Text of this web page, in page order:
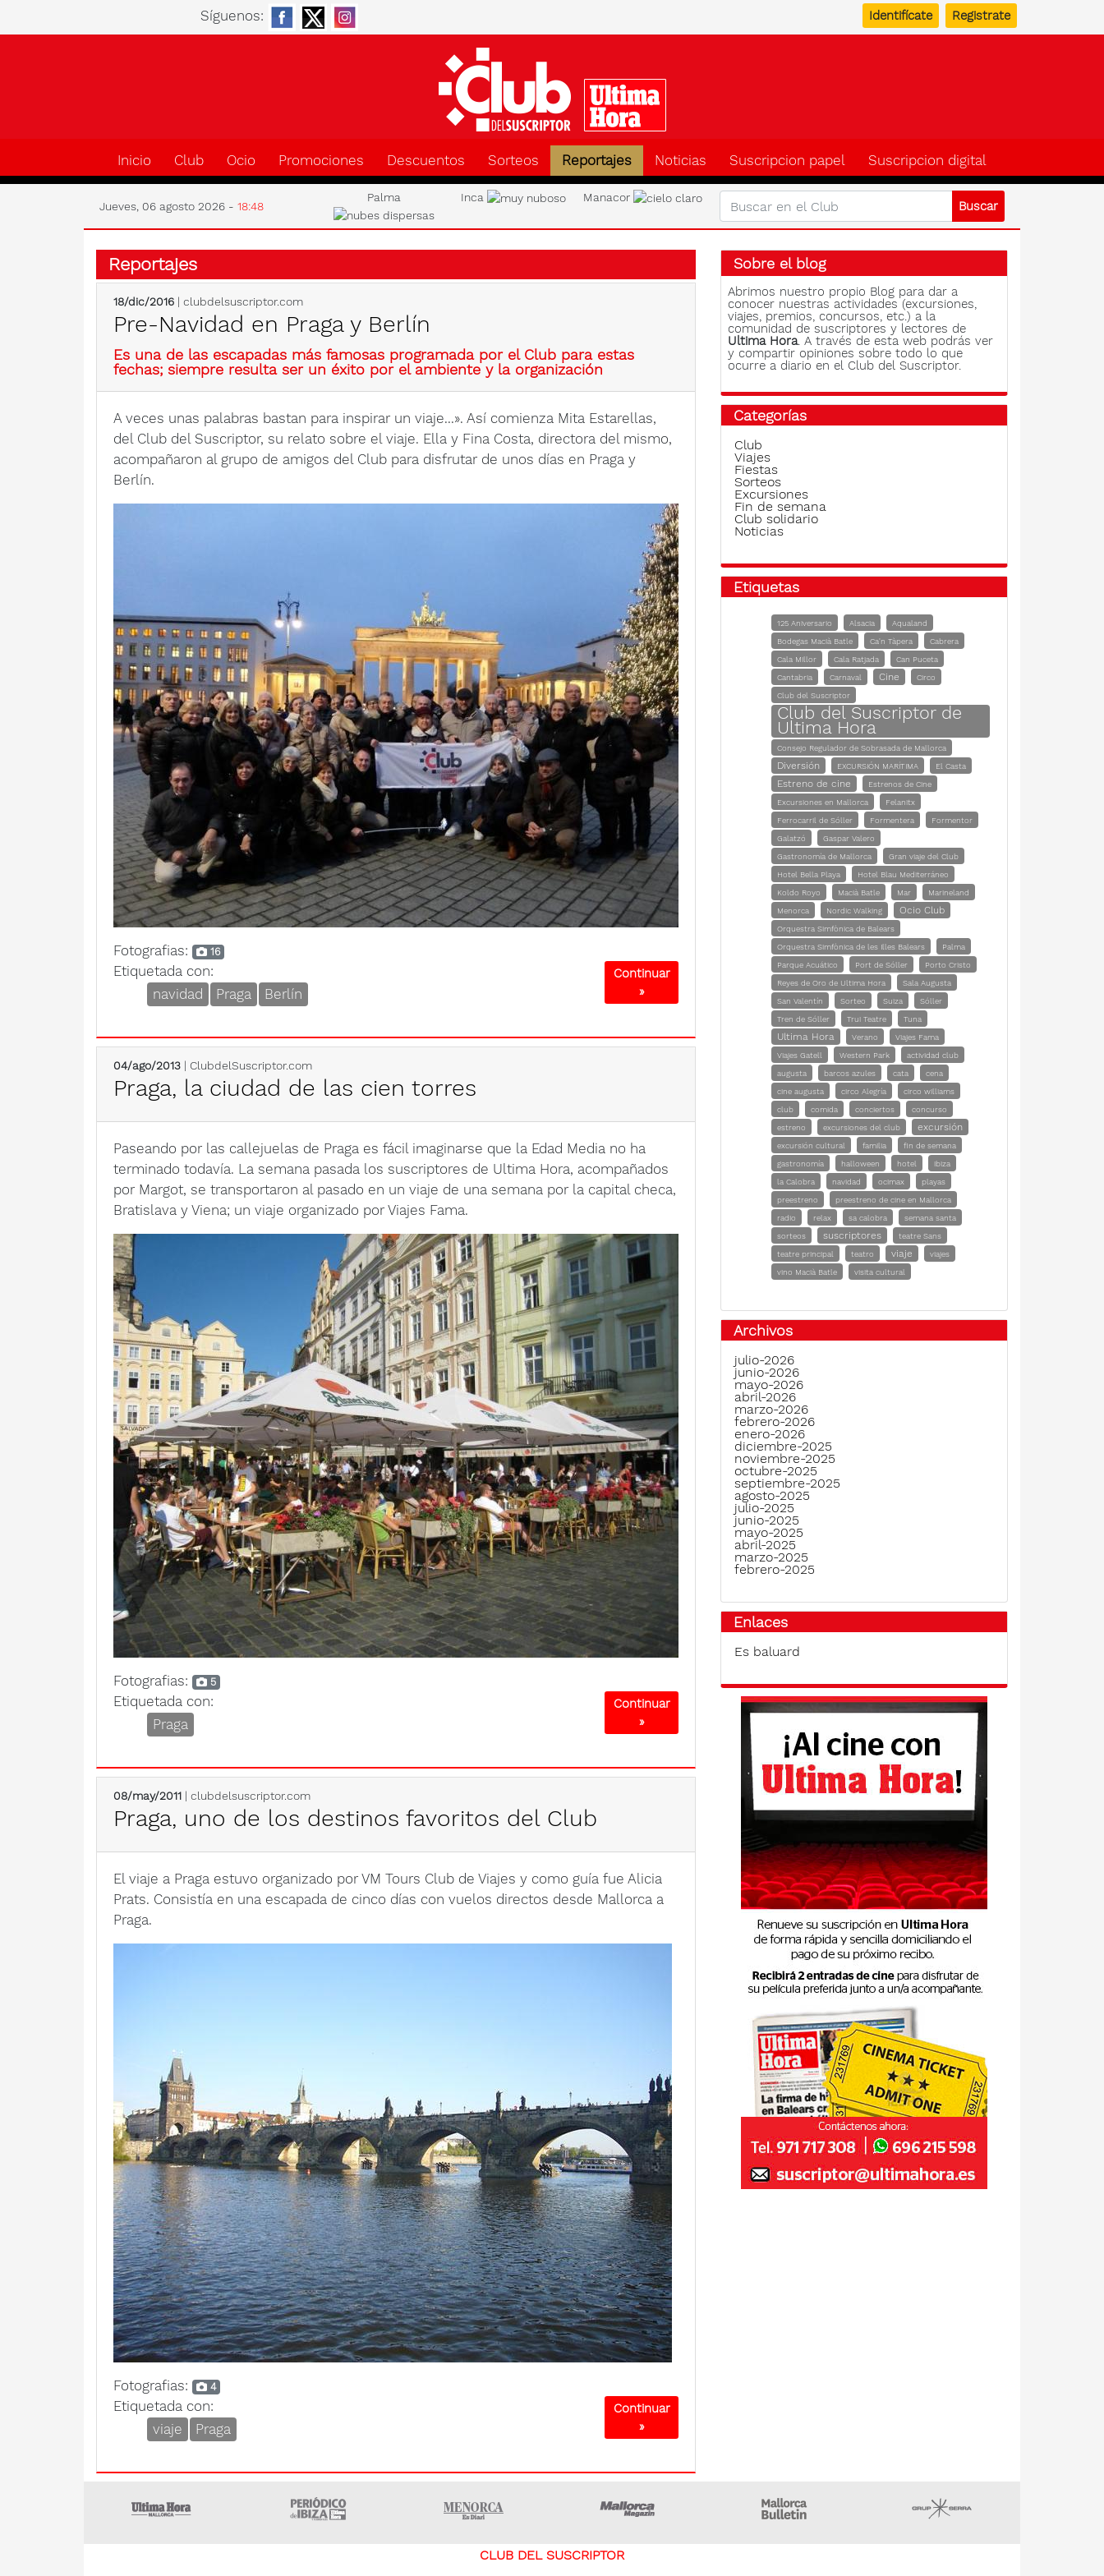
Síguenos: Identifícate Registrate
Inicio Club Ocio Promociones Descuentos Sorteos Reportajes Noticias Suscripcion papel Suscripcion digital
Jueves, 06 agosto 2026 - 18:48
Palma Inca Manacor
Reportajes
18/dic/2016 | clubdelsuscriptor.com
Pre-Navidad en Praga y Berlín
Es una de las escapadas más famosas programada por el Club para estas
fechas; siempre resulta ser un éxito por el ambiente y la organización
A veces unas palabras bastan para inspirar un viaje...». Así comienza Mita Estarellas,
del Club del Suscriptor, su relato sobre el viaje. Ella y Fina Costa, directora del mismo,
acompañaron al grupo de amigos del Club para disfrutar de unos días en Praga y
Berlín.
Fotografias: 16
Etiquetada con:
navidad
Praga Berlín
Continuar
»
04/ago/2013 | ClubdelSuscriptor.com
Praga, la ciudad de las cien torres
Paseando por las callejuelas de Praga es fácil imaginarse que la Edad Media no ha
terminado todavía. La semana pasada los suscriptores de Ultima Hora, acompañados
por Margot, se transportaron al pasado en un viaje de una semana por la capital checa,
Bratislava y Viena; un viaje organizado por Viajes Fama.
Fotografias: 5
Etiquetada con:
Praga
Continuar
»
08/may/2011 | clubdelsuscriptor.com
Praga, uno de los destinos favoritos del Club
El viaje a Praga estuvo organizado por VM Tours Club de Viajes y como guía fue Alicia
Prats. Consistía en una escapada de cinco días con vuelos directos desde Mallorca a
Praga.
Fotografias: 4
Etiquetada con:
viaje
Praga
Continuar
»
Sobre el blog
Abrimos nuestro propio Blog para dar a
conocer nuestras actividades (excursiones,
viajes, premios, concursos, etc.) a la
comunidad de suscriptores y lectores de
Ultima Hora. A través de esta web podrás ver
y compartir opiniones sobre todo lo que
ocurre a diario en el Club del Suscriptor.
Categorías
Club
Viajes
Fiestas
Sorteos
Excursiones
Fin de semana
Club solidario
Noticias
Etiquetas
125 Aniversario Alsacia
Aqualand
Bodegas Macià Batle
Ca'n Tàpera
Cabrera
Cala Millor
Cala Ratjada
Can Puceta
Cantabria
Carnaval Cine
Circo
Club del Suscriptor
Club del Suscriptor de
Ultima Hora
Consejo Regulador de Sobrasada de Mallorca
Diversión EXCURSIÓN MARÍTIMA El Casta
Estreno de cine
Estrenos de Cine
Excursiones en Mallorca
Felanitx
Ferrocarril de Sóller
Formentera
Formentor
Galatzó
Gaspar Valero
Gastronomía de Mallorca
Gran viaje del Club
Hotel Bella Playa
Hotel Blau Mediterráneo
Koldo Royo
Macià Batle Mar
Marineland
Menorca
Nordic Walking Ocio Club
Orquestra Simfònica de Balears
Orquestra Simfònica de les Illes Balears
Palma
Parque Acuático
Port de Sóller
Porto Cristo
Reyes de Oro de Ultima Hora
Sala Augusta
San Valentín
Sorteo Suiza
Sóller
Tren de Sóller
Trui Teatre Tuna
Ultima Hora Verano
Viajes Fama
Viajes Gatell
Western Park
actividad club
augusta
barcos azules cata
cena
cine augusta
circo Alegría
circo williams
club
comida conciertos
concurso
estreno
excursiones del club excursión
excursión cultural familia
fin de semana
gastronomía
halloween hotel
ibiza
la Calobra
navidad ocimax
playas
preestreno
preestreno de cine en Mallorca
radio
relax sa calobra
semana santa
sorteos
suscriptores
teatre Sans
teatre principal
teatro viaje
viajes
vino Macià Batle
visita cultural
Archivos
julio-2026
junio-2026
mayo-2026
abril-2026
marzo-2026
febrero-2026
enero-2026
diciembre-2025
noviembre-2025
octubre-2025
septiembre-2025
agosto-2025
julio-2025
junio-2025
mayo-2025
abril-2025
marzo-2025
febrero-2025
Enlaces
Es baluard
Menorca • Es Diari Majorca Daily Bulletin
CLUB DEL SUSCRIPTOR